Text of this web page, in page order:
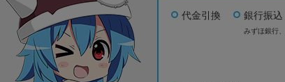
代金引換 銀行振込
みずほ銀行、